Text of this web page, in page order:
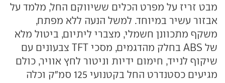
מבט זריז על מפרט הכלים ששיווקם החל, מלמד על
אבזור עשיר במיוחד. למשל הנעה ללא מפתח,
משקף מתכוונן חשמלי, מצברי ליתיום, ביטול מלא
של ABS בחלק מהדגמים, מסכי TFT צבעונים עם
שיקוף לנייד, חימום ידיות וניטור לחץ אוויר, כולם
מגיעים כסטנדרט החל בקטנועי 125 סמ"ק וכלה